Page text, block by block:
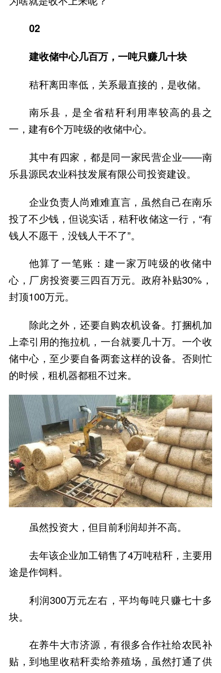
02
建收储中心几百万，一吨只赚几十块
秸秆离田率低，关系最直接的，是收储。
南乐县，是全省秸秆利用率较高的县之
一，建有6个万吨级的收储中心。
其中有四家，都是同一家民营企业——南
乐县源民农业科技发展有限公司投资建设。
企业负责人尚难难直言，虽然自己在南乐
投了不少钱，但说实话，秸秆收储这一行，“有
钱人不愿干，没钱人干不了”。
他算了一笔账：建一家万吨级的收储中
心，厂房投资要三四百万元。政府补贴30%，
封顶100万元。
除此之外，还要自购农机设备。打捆机加
上牵引用的拖拉机，一台就要几十万。一个收
储中心，至少要自备两套这样的设备。否则忙
的时候，租机器都租不过来。
虽然投资大，但目前利润却并不高。
去年该企业加工销售了4万吨秸秆，主要用
途是作饲料。
利润300万元左右，平均每吨只赚七十多
块。
在养牛大市济源，有很多合作社给农民补
贴，到地里收秸秆卖给养殖场，虽然打通了供